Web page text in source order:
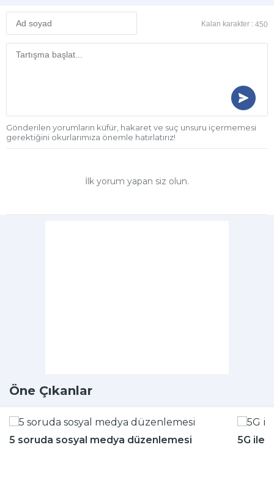
Kalan karakter : 450
Gönderilen yorumların küfür, hakaret ve suç unsuru içermemesi
gerektiğini okurlarımıza önemle hatırlatırız!
İlk yorum yapan siz olun.
Öne Çıkanlar
5 soruda sosyal medya düzenlemesi 5G ile